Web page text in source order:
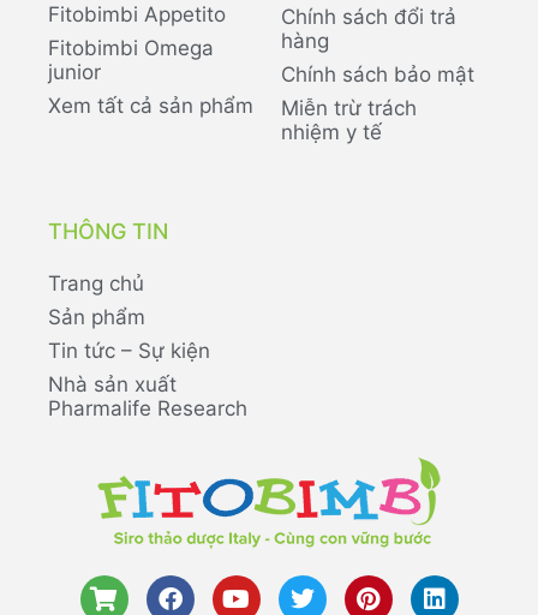
Fitobimbi Appetito
Fitobimbi Omega
junior
Xem tất cả sản phẩm
Chính sách đổi trả
hàng
Chính sách bảo mật
Miễn trừ trách
nhiệm y tế
THÔNG TIN
Trang chủ
Sản phẩm
Tin tức – Sự kiện
Nhà sản xuất
Pharmalife Research